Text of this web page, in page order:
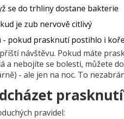
se do trhliny dostane bakterie
je zub nervově citlivý
- pokud prasknutí postihlo i
návštěvu. Pokud máte
a nebojíte se bolesti, můžete
- ale jen na noc. To
pravidel: